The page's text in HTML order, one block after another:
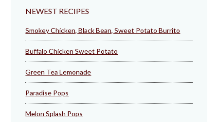
NEWEST RECIPES
Smokey Chicken, Black Bean, Sweet Potato Burrito
Buffalo Chicken Sweet Potato
Green Tea Lemonade
Paradise Pops
Melon Splash Pops